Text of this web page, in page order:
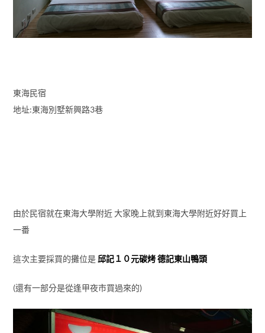
東海民宿
地址:東海別墅新興路3巷
由於民宿就在東海大學附近 大家晚上就到東海大學附近好好買上
一番
這次主要採買的攤位是 邱記１０元碳烤 德記東山鴨頭
(還有一部分是從逢甲夜市買過來的)